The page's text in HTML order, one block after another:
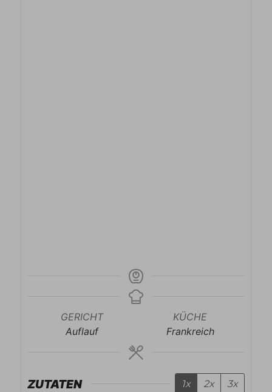
GERICHT
Auflauf
KÜCHE
Frankreich
ZUTATEN 1x 2x 3x